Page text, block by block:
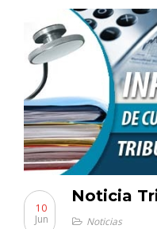
Noticia
10
Jun
Noticias